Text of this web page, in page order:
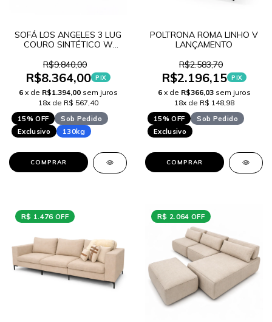
SOFÁ LOS ANGELES 3 LUG
COURO SINTÉTICO W
R$9.840,00
R$8.364,00 PIX
6 x de R$1.394,00 sem juros
18x de R$ 567,40
15% OFF
Sob Pedido
Exclusivo
130kg
COMPRAR
POLTRONA ROMA LINHO V
LANÇAMENTO
R$2.583,70
R$2.196,15 PIX
6 x de R$366,03 sem juros
18x de R$ 148,98
15% OFF
Sob Pedido
Exclusivo
COMPRAR
R$ 1.476 OFF R$ 2.064 OFF